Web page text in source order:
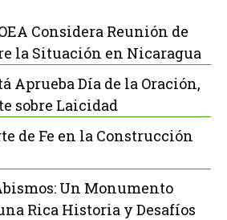
Considera Reunión de
la Situación en Nicaragua
Aprueba Día de la Oración,
sobre Laicidad
de Fe en la Construcción
Un Monumento
Rica Historia y Desafíos